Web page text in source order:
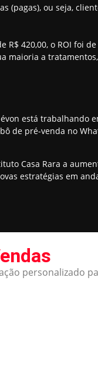
(pagas), ou seja,
420,00, o ROI foi
maioria a
está
de pré-venda no
Casa Rara a
estratégias em
personalizado